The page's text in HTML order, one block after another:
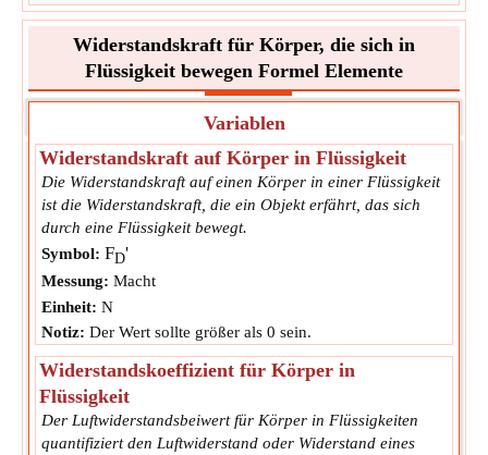
Widerstandskraft für Körper, die sich in
Flüssigkeit bewegen Formel Elemente
Variablen
Widerstandskraft auf Körper in Flüssigkeit
Die Widerstandskraft auf einen Körper in einer Flüssigkeit
ist die Widerstandskraft, die ein Objekt erfährt, das sich
durch eine Flüssigkeit bewegt.
Symbol: FD'
Messung: Macht
Einheit: N
Notiz: Der Wert sollte größer als 0 sein.
Widerstandskoeffizient für Körper in
Flüssigkeit
Der Luftwiderstandsbeiwert für Körper in Flüssigkeiten
quantifiziert den Luftwiderstand oder Widerstand eines